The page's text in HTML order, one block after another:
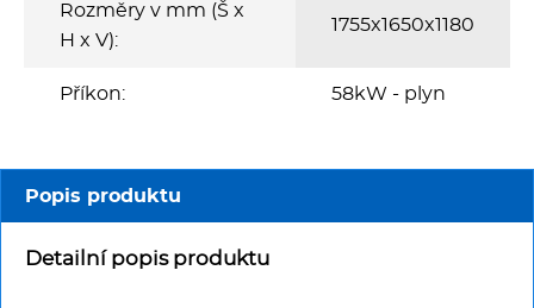
Vařiče a výrobníky těstovin
Nerez
Rozměry v mm (Š x
H x V):
1755x1650x1180
Příkon: 58kW - plyn
Popis produktu
Detailní popis produktu